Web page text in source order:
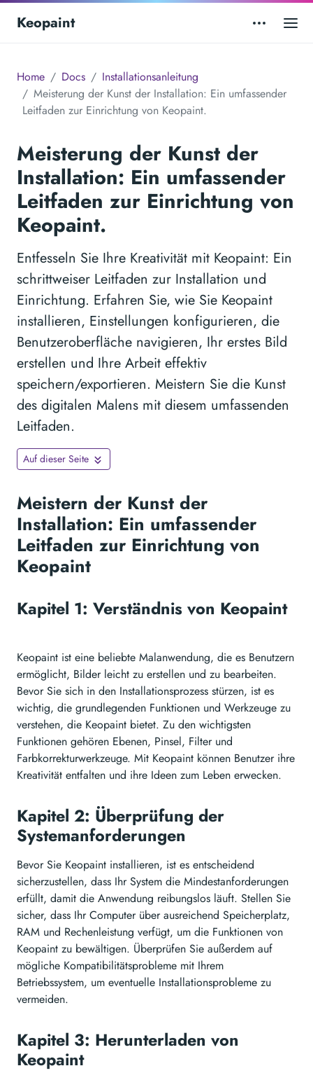
Keopaint
Home Docs
Installationsanleitung
Meisterung der Kunst der Installation: Ein umfassender
Leitfaden zur Einrichtung von Keopaint.
Meisterung der Kunst der
Installation: Ein umfassender
Leitfaden zur Einrichtung von
Keopaint.
Entfesseln Sie Ihre Kreativität mit Keopaint: Ein
schrittweiser Leitfaden zur Installation und
Einrichtung. Erfahren Sie, wie Sie Keopaint
installieren, Einstellungen konfigurieren, die
Benutzeroberfläche navigieren, Ihr erstes Bild
erstellen und Ihre Arbeit effektiv
speichern/exportieren. Meistern Sie die Kunst
des digitalen Malens mit diesem umfassenden
Leitfaden.
Auf dieser Seite
Meistern der Kunst der
Installation: Ein umfassender
Leitfaden zur Einrichtung von
Keopaint
Kapitel 1: Verständnis von Keopaint
Keopaint ist eine beliebte Malanwendung, die es Benutzern
ermöglicht, Bilder leicht zu erstellen und zu bearbeiten.
Bevor Sie sich in den Installationsprozess stürzen, ist es
wichtig, die grundlegenden Funktionen und Werkzeuge zu
verstehen, die Keopaint bietet. Zu den wichtigsten
Funktionen gehören Ebenen, Pinsel, Filter und
Farbkorrekturwerkzeuge. Mit Keopaint können Benutzer ihre
Kreativität entfalten und ihre Ideen zum Leben erwecken.
Kapitel 2: Überprüfung der
Systemanforderungen
Bevor Sie Keopaint installieren, ist es entscheidend
sicherzustellen, dass Ihr System die Mindestanforderungen
erfüllt, damit die Anwendung reibungslos läuft. Stellen Sie
sicher, dass Ihr Computer über ausreichend Speicherplatz,
RAM und Rechenleistung verfügt, um die Funktionen von
Keopaint zu bewältigen. Überprüfen Sie außerdem auf
mögliche Kompatibilitätsprobleme mit Ihrem
Betriebssystem, um eventuelle Installationsprobleme zu
vermeiden.
Kapitel 3: Herunterladen von
Keopaint